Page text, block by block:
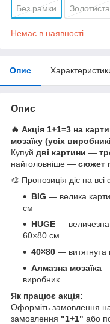
Без рамки Золотиста
Немає в наявності
Опис
Опис
🔥 Акція 1+1=3 на
мозаїку (усіх
Купуй дві картини —
найголовніше — сюжет
🎨 Пропозиція діє на
BIG — велика
см
HUGE —
60×80 см
40×80 — витягнута
Алмазна мозаїка
виробник
Як працює акція:
Оформіть замовлення
замовлення "1+1" або